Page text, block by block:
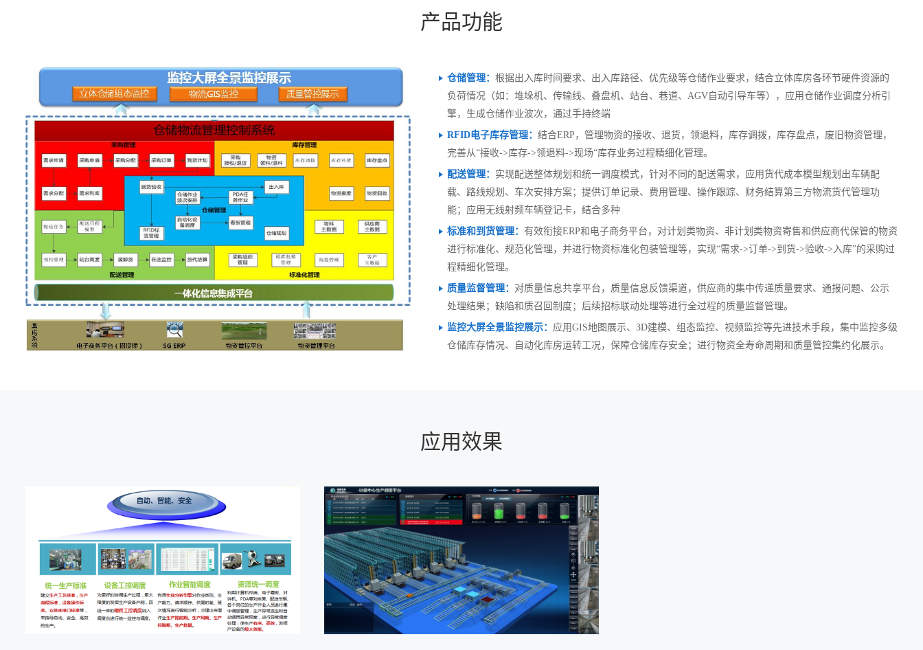
产品功能
仓储管理： 根据出入库时间要求、出入库路径、优先级等仓储作业要求，结合立体库房各环节硬件资源的
负荷情况（如：堆垛机、传输线、叠盘机、站台、巷道、AGV自动引导车等），应用仓储作业调度分析引
擎，生成仓储作业波次，通过手持终端
RFID电子库存管理： 结合ERP，管理物资的接收、退货，领退料，库存调拨，库存盘点，废旧物资管理，
完善从“接收->库存->领退料->现场“库存业务过程精细化管理。
配送管理： 实现配送整体规划和统一调度模式，针对不同的配送需求，应用货代成本模型规划出车辆配
载、路线规划、车次安排方案；提供订单记录、费用管理、操作跟踪、财务结算第三方物流货代管理功
能；应用无线射频车辆登记卡，结合多种
标准和到货管理： 有效衔接ERP和电子商务平台，对计划类物资、非计划类物资寄售和供应商代保管的物资
进行标准化、规范化管理，并进行物资标准化包装管理等，实现“需求->订单->到货->验收->入库”的采购过
程精细化管理。
质量监督管理： 对质量信息共享平台，质量信息反馈渠道，供应商的集中传递质量要求、通报问题、公示
处理结果；缺陷和质召回制度；后续招标联动处理等进行全过程的质量监督管理。
监控大屏全景监控展示： 应用GIS地图展示、3D建模、组态监控、视频监控等先进技术手段，集中监控多级
仓储库存情况、自动化库房运转工况，保障仓储库存安全；进行物资全寿命周期和质量管控集约化展示。
应用效果